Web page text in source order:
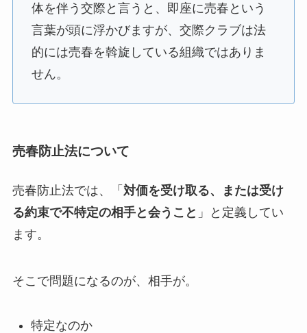
体を伴う交際と言うと、即座に売春という
言葉が頭に浮かびますが、交際クラブは法
的には売春を斡旋している組織ではありま
せん。
売春防止法について
売春防止法では、「 対価を受け取る、または受け
る約束で不特定の相手と会うこと 」と定義してい
ます。
そこで問題になるのが、相手が。
特定なのか